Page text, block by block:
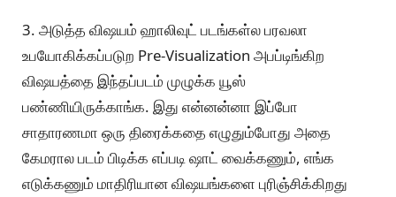
3. அடுத்த விஷயம் ஹாலிவுட் படங்கள்ல பரவலா
உபயோகிக்கப்படுற Pre-Visualization அபப்டிங்கிற
விஷயத்தை இந்தப்படம் முழுக்க யூஸ்
பண்ணியிருக்காங்க. இது என்னன்னா இப்போ
சாதாரணமா ஒரு திரைக்கதை எழுதும்போது அதை
கேமரால படம் பிடிக்க எப்படி ஷாட் வைக்கணும், எங்க
எடுக்கணும் மாதிரியான விஷயங்களை புரிஞ்சிக்கிறது